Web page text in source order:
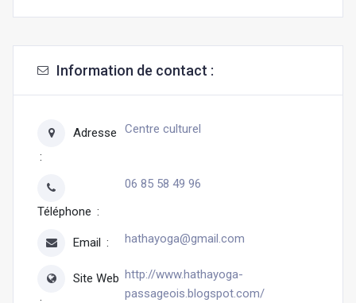
Information de contact :
Adresse Centre culturel
Téléphone
06 85 58 49 96
Email hathayoga@gmail.com
Site Web http://www.hathayoga-
passageois.blogspot.com/